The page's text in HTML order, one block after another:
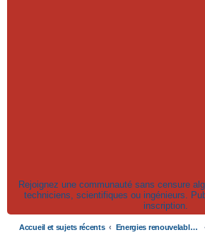
Rejoignez une communauté sans censure
techniciens, scientifiques ou ingénieurs.
inscription.
Accueil et sujets récents Energies renouvelables et fossiles, énergie solaire, biocarburants et changement climatique